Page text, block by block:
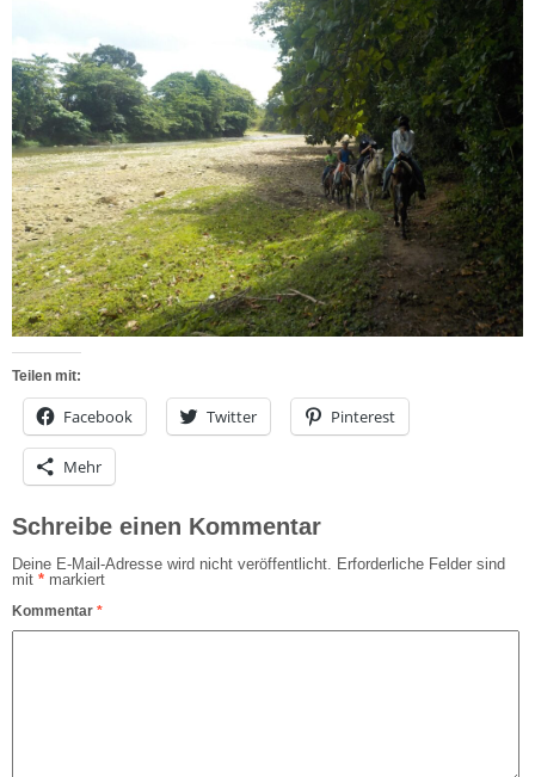
Teilen mit:
Facebook Twitter Pinterest
Mehr
Schreibe einen Kommentar
Deine E-Mail-Adresse wird nicht veröffentlicht. Erforderliche Felder sind
mit * markiert
Kommentar *